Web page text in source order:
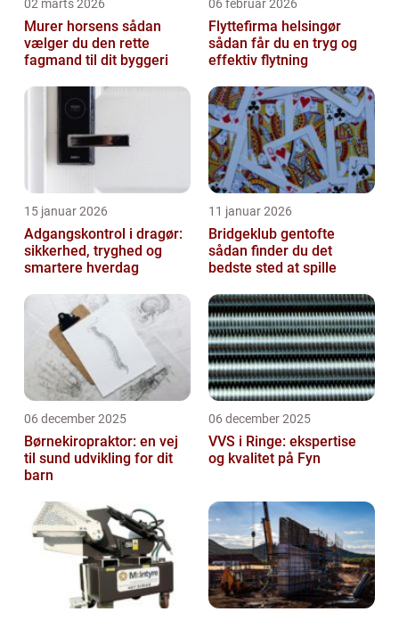
02 marts 2026
Murer horsens sådan
vælger du den rette
fagmand til dit byggeri
06 februar 2026
Flyttefirma helsingør
sådan får du en tryg og
effektiv flytning
15 januar 2026
Adgangskontrol i dragør:
sikkerhed, tryghed og
smartere hverdag
11 januar 2026
Bridgeklub gentofte
sådan finder du det
bedste sted at spille
06 december 2025
Børnekiropraktor: en vej
til sund udvikling for dit
barn
06 december 2025
VVS i Ringe: ekspertise
og kvalitet på Fyn